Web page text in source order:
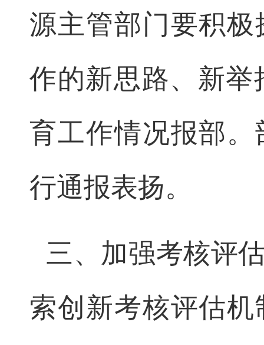
源主管部门要积
作的新思路、新
育工作情况报部
行通报表扬。
三、加强考核评
索创新考核评估